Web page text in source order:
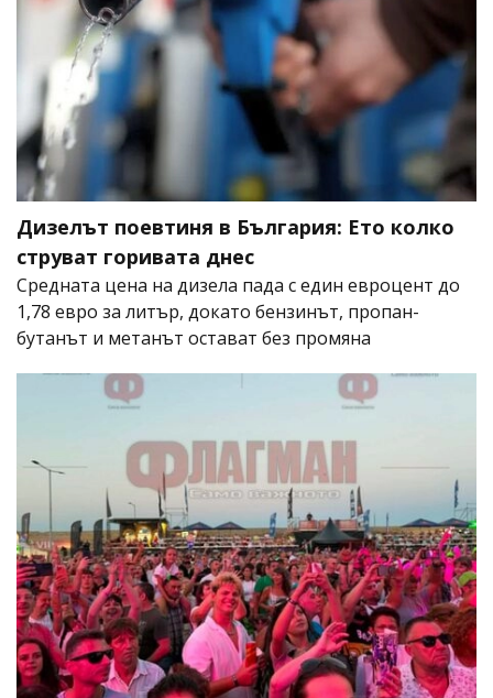
Дизелът поевтиня в България: Ето колко
струват горивата днес
Средната цена на дизела пада с един евроцент до
1,78 евро за литър, докато бензинът, пропан-
бутанът и метанът остават без промяна